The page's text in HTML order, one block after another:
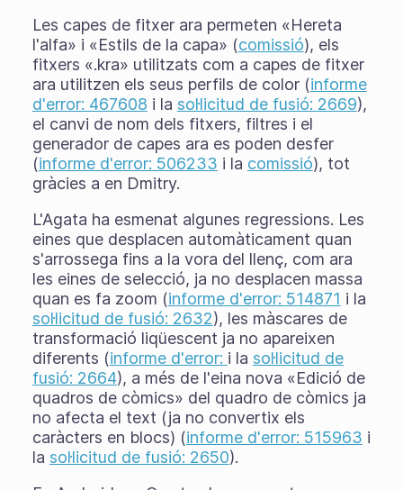
Les capes de fitxer ara permeten «Hereta
l'alfa» i «Estils de la capa» (comissió), els
fitxers «.kra» utilitzats com a capes de fitxer
ara utilitzen els seus perfils de color (informe
d'error: 467608 i la sol·licitud de fusió: 2669),
el canvi de nom dels fitxers, filtres i el
generador de capes ara es poden desfer
(informe d'error: 506233 i la comissió), tot
gràcies a en Dmitry.
L'Agata ha esmenat algunes regressions. Les
eines que desplacen automàticament quan
s'arrossega fins a la vora del llenç, com ara
les eines de selecció, ja no desplacen massa
quan es fa zoom (informe d'error: 514871 i la
sol·licitud de fusió: 2632), les màscares de
transformació liqüescent ja no apareixen
diferents (informe d'error: i la sol·licitud de
fusió: 2664), a més de l'eina nova «Edició de
quadros de còmics» del quadro de còmics ja
no afecta el text (ja no convertix els
caràcters en blocs) (informe d'error: 515963 i
la sol·licitud de fusió: 2650).